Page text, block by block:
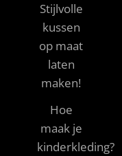
Stijlvolle
kussen
op maat
laten
maken!
Hoe
maak je
kinderkleding?